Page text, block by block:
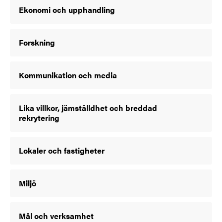
Ekonomi och upphandling
Forskning
Kommunikation och media
Lika villkor, jämställdhet och breddad
rekrytering
Lokaler och fastigheter
Miljö
Mål och verksamhet